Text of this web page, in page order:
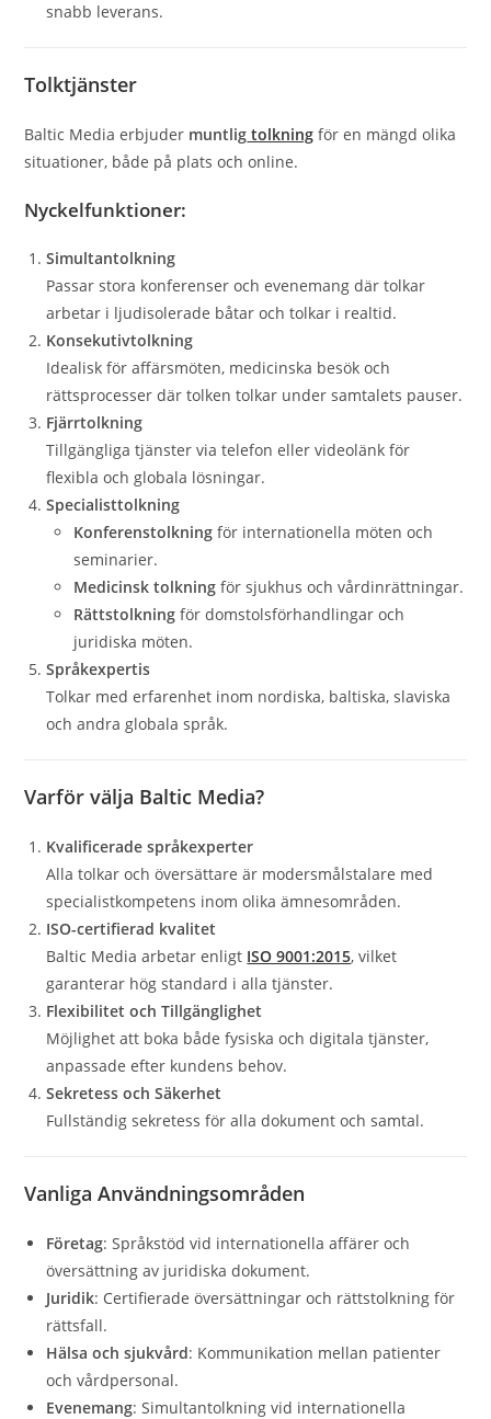
snabb leverans.
Tolktjänster
Baltic Media erbjuder muntlig tolkning för en mängd olika
situationer, både på plats och online.
Nyckelfunktioner:
Simultantolkning
Passar stora konferenser och evenemang där tolkar
arbetar i ljudisolerade båtar och tolkar i realtid.
Konsekutivtolkning
Idealisk för affärsmöten, medicinska besök och
rättsprocesser där tolken tolkar under samtalets pauser.
Fjärrtolkning
Tillgängliga tjänster via telefon eller videolänk för
flexibla och globala lösningar.
Specialisttolkning
Konferenstolkning för internationella möten och
seminarier.
Medicinsk tolkning för sjukhus och vårdinrättningar.
Rättstolkning för domstolsförhandlingar och
juridiska möten.
Språkexpertis
Tolkar med erfarenhet inom nordiska, baltiska, slaviska
och andra globala språk.
Varför välja Baltic Media?
Kvalificerade språkexperter
Alla tolkar och översättare är modersmålstalare med
specialistkompetens inom olika ämnesområden.
ISO-certifierad kvalitet
Baltic Media arbetar enligt ISO 9001:2015, vilket
garanterar hög standard i alla tjänster.
Flexibilitet och Tillgänglighet
Möjlighet att boka både fysiska och digitala tjänster,
anpassade efter kundens behov.
Sekretess och Säkerhet
Fullständig sekretess för alla dokument och samtal.
Vanliga Användningsområden
Företag: Språkstöd vid internationella affärer och
översättning av juridiska dokument.
Juridik: Certifierade översättningar och rättstolkning för
rättsfall.
Hälsa och sjukvård: Kommunikation mellan patienter
och vårdpersonal.
Evenemang: Simultantolkning vid internationella